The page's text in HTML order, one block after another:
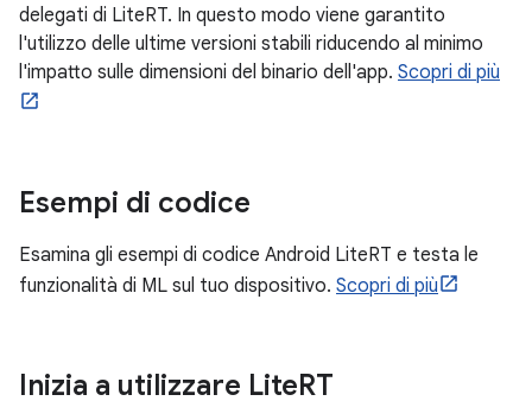
delegati di LiteRT. In questo modo viene garantito
l'utilizzo delle ultime versioni stabili riducendo al minimo
l'impatto sulle dimensioni del binario dell'app. Scopri di più
Esempi di codice
Esamina gli esempi di codice Android LiteRT e testa le
funzionalità di ML sul tuo dispositivo. Scopri di più
Inizia a utilizzare LiteRT